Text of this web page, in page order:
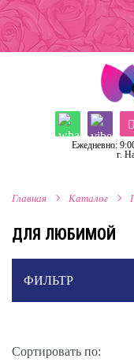
Ежедневно:
г.
Главная Каталог
ДЛЯ ЛЮБИМОЙ
ФИЛЬТР
Сортировать по: